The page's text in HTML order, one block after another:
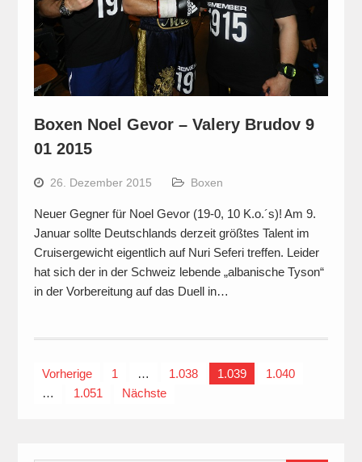
Boxen Noel Gevor – Valery Brudov 9
01 2015
26. Dezember 2015 Boxen
Neuer Gegner für Noel Gevor (19-0, 10 K.o.´s)! Am 9.
Januar sollte Deutschlands derzeit größtes Talent im
Cruisergewicht eigentlich auf Nuri Seferi treffen. Leider
hat sich der in der Schweiz lebende „albanische Tyson“
in der Vorbereitung auf das Duell in…
Seitennummerierung
der
Vorherige 1 … 1.038 1.039
1.040
…
1.051 Nächste